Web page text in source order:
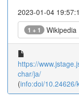
2023-01-04
1 + 1 Wikipedia
https://
char/ja/
(info:doi/